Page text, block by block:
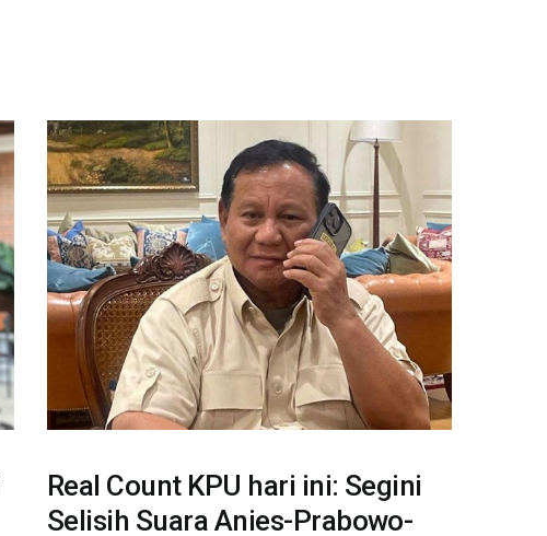
Real Count KPU hari ini: Segini
Selisih Suara Anies-Prabowo-